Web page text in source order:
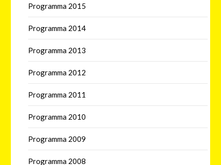
Programma 2015
Programma 2014
Programma 2013
Programma 2012
Programma 2011
Programma 2010
Programma 2009
Programma 2008